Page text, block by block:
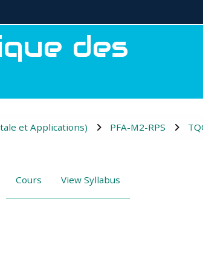
des
et Applications) PFA-M2-RPS
Cours View Syllabus